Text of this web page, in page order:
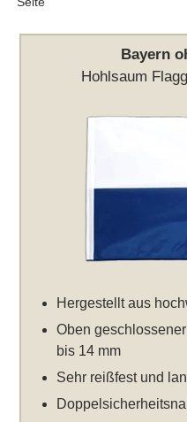
Bayern
Hohlsaum
Hergestellt aus
Oben
bis 14 mm
Sehr reißfest und